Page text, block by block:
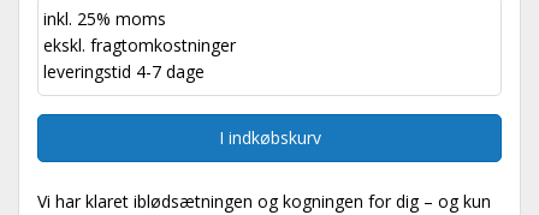
inkl. 25% moms
ekskl. fragtomkostninger
leveringstid 4-7 dage
I indkøbskurv
Vi har klaret iblødsætningen og kogningen for dig – og kun